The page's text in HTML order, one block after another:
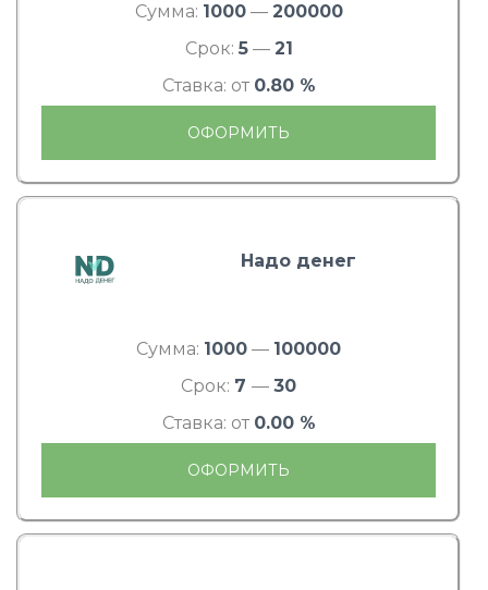
Сумма: 1000— 200000
Срок: 5— 21
Ставка: от 0.80 %
ОФОРМИТЬ
Надо денег
Сумма: 1000 — 100000
Срок: 7 — 30
Ставка: от 0.00 %
ОФОРМИТЬ